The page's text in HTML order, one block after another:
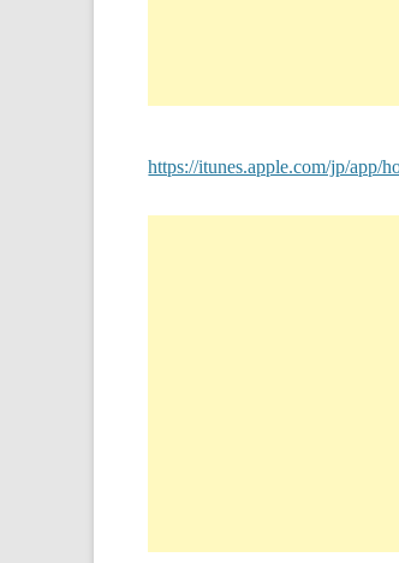
https://itunes.apple.com/jp/app/